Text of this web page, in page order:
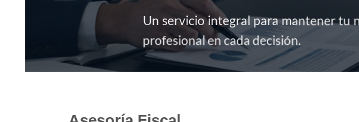
Un servicio integral para mantener tu
profesional en cada decisión.